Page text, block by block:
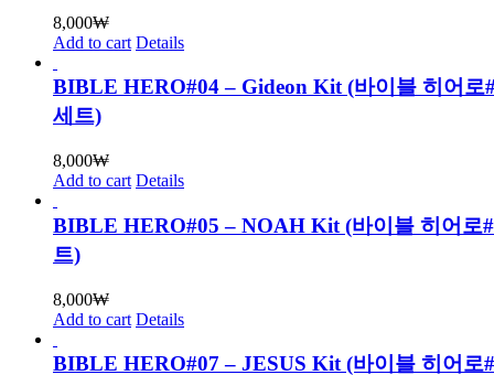
8,000₩
Add to cart Details
BIBLE HERO#04 – Gideon Kit (바이블 히어로
세트)
8,000₩
Add to cart Details
BIBLE HERO#05 – NOAH Kit (바이블 히어로
트)
8,000₩
Add to cart Details
BIBLE HERO#07 – JESUS Kit (바이블 히어로